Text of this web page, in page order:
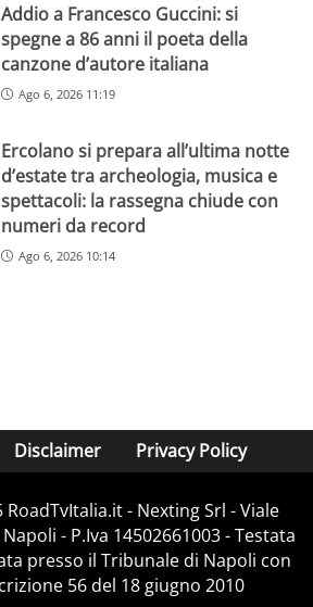
Addio a Francesco Guccini: si
spegne a 86 anni il poeta della
canzone d’autore italiana
Ago 6, 2026 11:19
Ercolano si prepara all’ultima notte
d’estate tra archeologia, musica e
spettacoli: la rassegna chiude con
numeri da record
Ago 6, 2026 10:14
Disclaimer Privacy Policy
- Nexting Srl - Viale
- P.Iva 14502661003 - Testata
presso il Tribunale di Napoli con
56 del 18 giugno 2010